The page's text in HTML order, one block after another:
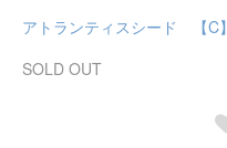
アトランティスシード 【C】
SOLD OUT